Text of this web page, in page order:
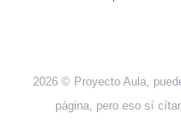
2026 © Proyecto Aula,
página, pero eso sí